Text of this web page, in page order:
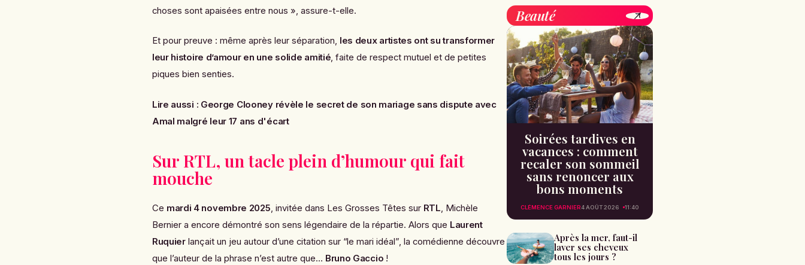
choses sont apaisées entre nous », assure-t-elle.
Et pour preuve : même après leur séparation, les deux artistes ont su transformer
leur histoire d’amour en une solide amitié, faite de respect mutuel et de petites
piques bien senties.
Lire aussi : George Clooney révèle le secret de son mariage sans dispute avec
Amal malgré leur 17 ans d'écart
Sur RTL, un tacle plein d’humour qui fait
mouche
Ce mardi 4 novembre 2025, invitée dans Les Grosses Têtes sur RTL, Michèle
Bernier a encore démontré son sens légendaire de la répartie. Alors que Laurent
Ruquierlançait un jeu autour d’une citation sur “le mari idéal”, la comédienne découvre
que l’auteur de la phrase n’est autre que… Bruno Gaccio !
Beauté
Soirées tardives en
vacances : comment
recaler son sommeil
sans renoncer aux
bons moments
CLÉMENCE GARNIER4 AOÛT 2026 11:40
Après la mer, faut-il
laver ses cheveux
tous les jours ?